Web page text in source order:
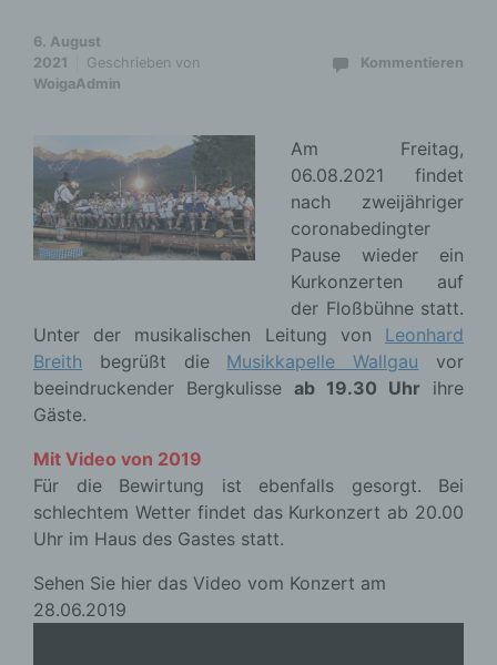
6. August
2021
Geschrieben von
WoigaAdmin
Kommentieren
Am Freitag,
06.08.2021 findet
nach zweijähriger
coronabedingter
Pause wieder ein
Kurkonzerten auf
der Floßbühne statt.
Unter der musikalischen Leitung von Leonhard
Breith begrüßt die Musikkapelle Wallgau vor
beeindruckender Bergkulisse ab 19.30 Uhr ihre
Gäste.
Mit Video von 2019
Für die Bewirtung ist ebenfalls gesorgt. Bei
schlechtem Wetter findet das Kurkonzert ab 20.00
Uhr im Haus des Gastes statt.
Sehen Sie hier das Video vom Konzert am
28.06.2019